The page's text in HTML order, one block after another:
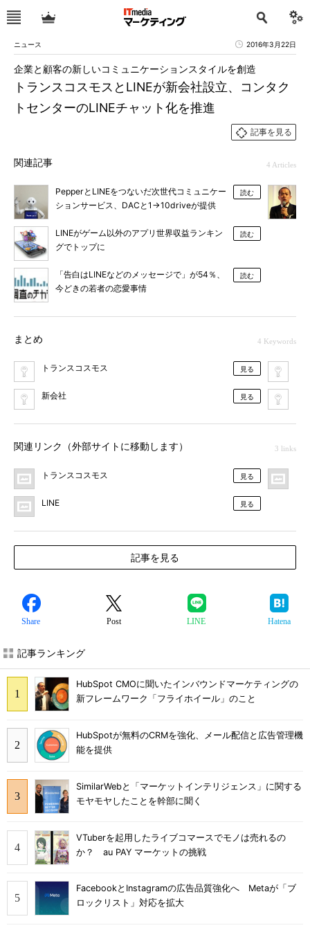
ニュース 2016年3月22日
トランスコスモスとLINEが新会社設立、コンタク
トセンターのLINEチャット化を推進
企業と顧客の新しいコミュニケーションスタイルを創造
記事を見る
関連記事 4 Articles
PepperとLINEをつないだ次世代コミュニケー
ションサービス、DACと1→10driveが提供
読む
LINEがゲーム以外のアプリ世界収益ランキン
グでトップに
読む
「告白はLINEなどのメッセージで」が54％、
今どきの若者の恋愛事情
読む
まとめ 4 Keywords
トランスコスモス 見る
新会社 見る
関連リンク（外部サイトに移動します） 3 links
トランスコスモス 見る
LINE 見る
記事を見る
Share Post LINE Hatena
記事ランキング
HubSpot CMOに聞いたインバウンドマーケティングの
新フレームワーク「フライホイール」のこと
HubSpotが無料のCRMを強化、メール配信と広告管理機
能を提供
SimilarWebと「マーケットインテリジェンス」に関する
モヤモヤしたことを幹部に聞く
VTuberを起用したライブコマースでモノは売れるの
か？ au PAY マーケットの挑戦
FacebookとInstagramの広告品質強化へ Metaが「ブ
ロックリスト」対応を拡大